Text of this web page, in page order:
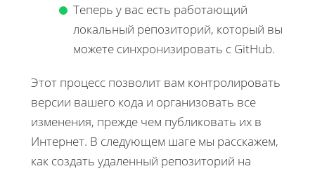
Теперь у вас есть работающий
локальный репозиторий, который вы
можете синхронизировать с GitHub.
Этот процесс позволит вам контролировать
версии вашего кода и организовать все
изменения, прежде чем публиковать их в
Интернет. В следующем шаге мы расскажем,
как создать удаленный репозиторий на